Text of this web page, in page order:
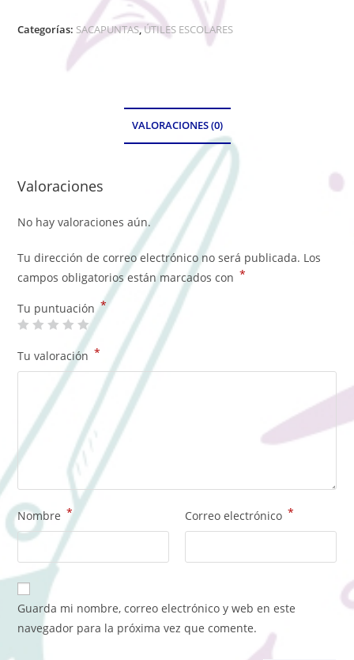
Categorías: SACAPUNTAS,ÚTILES ESCOLARES
VALORACIONES (0)
Valoraciones
No hay valoraciones aún.
Tu dirección de correo electrónico no será publicada. Los
campos obligatorios están marcados con *
Tu puntuación*
Tu valoración *
Nombre * Correo electrónico *
Guarda mi nombre, correo electrónico y web en este
navegador para la próxima vez que comente.